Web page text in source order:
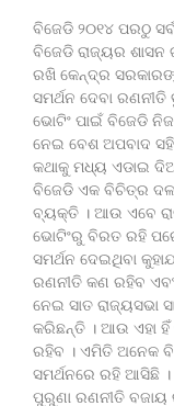
ବିଜେଡି ୨୦୧୪ ପରଠୁ
ବିଜେଡି ରାଜ୍ୟର ଶାସନ
ରଖି କେନ୍ଦ୍ର
ସମର୍ଥନ ଦେବା
ଭୋଟିଂ ପାଇଁ ବିଜେଡି
ନେଇ ବେଶ ଅପବାଦ
କଥାକୁ ମଧ୍ୟ ଏଡାଇ
ବିଜେଡି ଏକ ବିଚିତ୍ର
ବ୍ୟକ୍ତି । ଆଉ ଏବେ
ଭୋଟିଂରୁ ବିରତ ରହି
ସମର୍ଥନ ଦେଇଥିବା
ରଣନୀତି କଣ ରହିବ
ନେଇ ସାତ ରାଜ୍ୟସଭା
କରିଛନ୍ତି । ଆଉ ଏହା ହିଁ
ରହିବ । ଏମିତି ଅନେକ
ସମର୍ଥନରେ ରହି ଆସିଛି
ପୁରୁଣା ରଣନୀତି ବଜାୟ